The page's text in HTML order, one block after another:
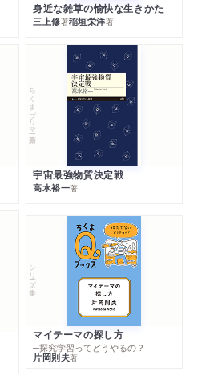
身近な雑草の愉快な生きかた
三上修著稲垣栄洋著
ちくまプリマー新書
宇宙最強物質決定戦
高水裕一著
シリーズ・全集
マイテーマの探し方
─探究学習ってどうやるの？
片岡則夫著